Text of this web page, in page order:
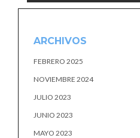
ARCHIVOS
FEBRERO 2025
NOVIEMBRE 2024
JULIO 2023
JUNIO 2023
MAYO 2023